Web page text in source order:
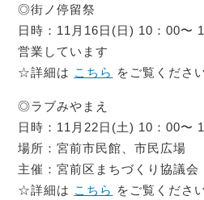
◎街ノ停留祭
日時：11月16日(日) 10：00
営業しています
☆詳細は こちら をご覧ください
◎ラブみやまえ
日時：11月22日(土) 10：00〜
場所：宮前市民館、市民広場
主催：宮前区まちづくり協議会
☆詳細は こちら をご覧ください